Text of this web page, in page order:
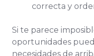
correcta y
Si te parece
oportunidades
necesidades de